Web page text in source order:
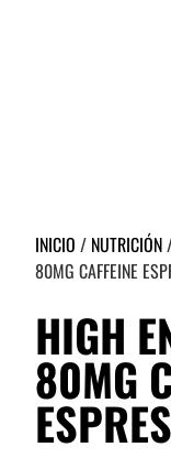
INICIO / NUTRICIÓN
80MG CAFFEINE
HIGH
80MG